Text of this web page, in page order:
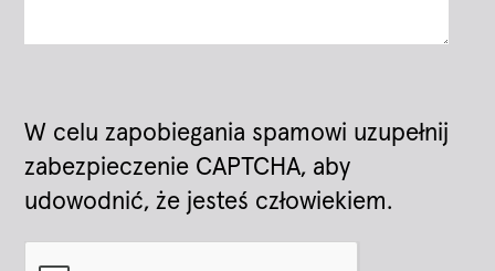
W celu zapobiegania spamowi uzupełnij
zabezpieczenie CAPTCHA, aby
udowodnić, że jesteś człowiekiem.